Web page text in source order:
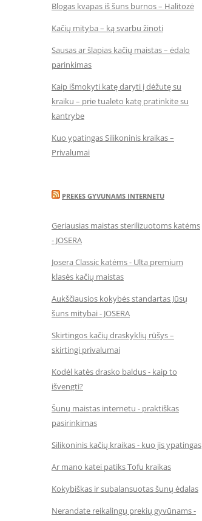
Blogas kvapas iš šuns burnos – Halitozė
Kačių mityba – ką svarbu žinoti
Sausas ar šlapias kačių maistas – ėdalo
parinkimas
Kaip išmokyti katę daryti į dėžutę su
kraiku – prie tualeto katę pratinkite su
kantrybe
Kuo ypatingas Silikoninis kraikas –
Privalumai
PREKES GYVUNAMS INTERNETU
Geriausias maistas sterilizuotoms katėms
- JOSERA
Josera Classic katėms - Ulta premium
klasės kačių maistas
Aukščiausios kokybės standartas Jūsų
šuns mitybai - JOSERA
Skirtingos kačių draskyklių rūšys –
skirtingi privalumai
Kodėl katės drasko baldus - kaip to
išvengti?
Šunų maistas internetu - praktiškas
pasirinkimas
Silikoninis kačių kraikas - kuo jis ypatingas
Ar mano katei patiks Tofu kraikas
Kokybiškas ir subalansuotas šunų ėdalas
Nerandate reikalingų prekių gyvūnams -